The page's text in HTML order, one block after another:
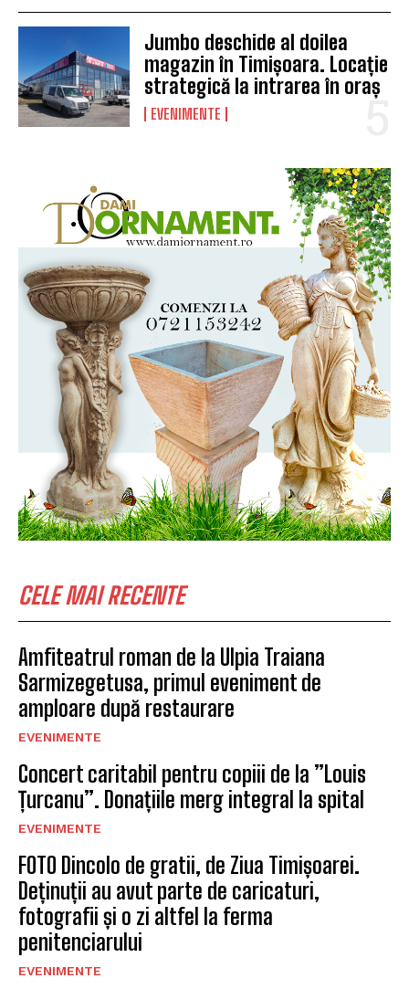
Jumbo deschide al doilea
magazin în Timișoara. Locație
strategică la intrarea în oraș
EVENIMENTE
CELE MAI RECENTE
Amfiteatrul roman de la Ulpia Traiana
Sarmizegetusa, primul eveniment de
amploare după restaurare
EVENIMENTE
Concert caritabil pentru copiii de la ”Louis
Țurcanu”. Donațiile merg integral la spital
EVENIMENTE
FOTO Dincolo de gratii, de Ziua Timișoarei.
Deținuții au avut parte de caricaturi,
fotografii și o zi altfel la ferma
penitenciarului
EVENIMENTE